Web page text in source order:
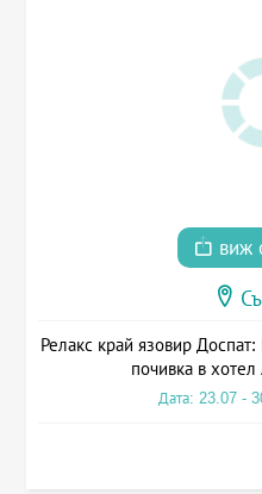
виж
Релакс край язовир
почивка в
Дата: 23.07 -